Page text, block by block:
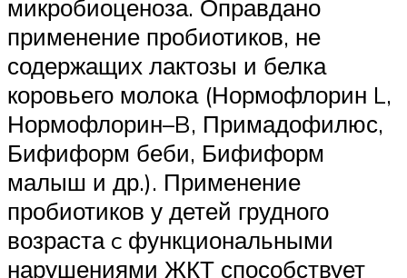
микробио­ценоза. Оправдано
применение пробиотиков, не
содержащих лактозы и белка
коровьего молока (Нормо­флорин L,
Нормофлорин–B, Примадофилюс,
Бифи­форм беби, Бифиформ
малыш и др.). Применение
пробиотиков у детей грудного
возраста c функциональными
нарушениями ЖКТ способствует